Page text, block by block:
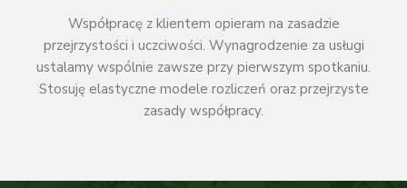
Współpracę z klientem opieram na zasadzie
przejrzystości i uczciwości. Wynagrodzenie za usługi
ustalamy wspólnie zawsze przy pierwszym spotkaniu.
Stosuję elastyczne modele rozliczeń oraz przejrzyste
zasady współpracy.